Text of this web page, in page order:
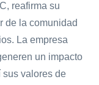
reafirma su
de la comunidad
La empresa
un impacto
sus valores de